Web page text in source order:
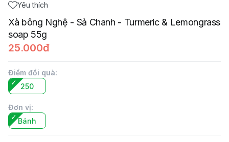
Yêu thích
Xà bông Nghệ - Sả Chanh - Turmeric & Lemongrass
soap 55g
25.000đ
Điểm đổi quà:
250
Đơn vị:
Bánh